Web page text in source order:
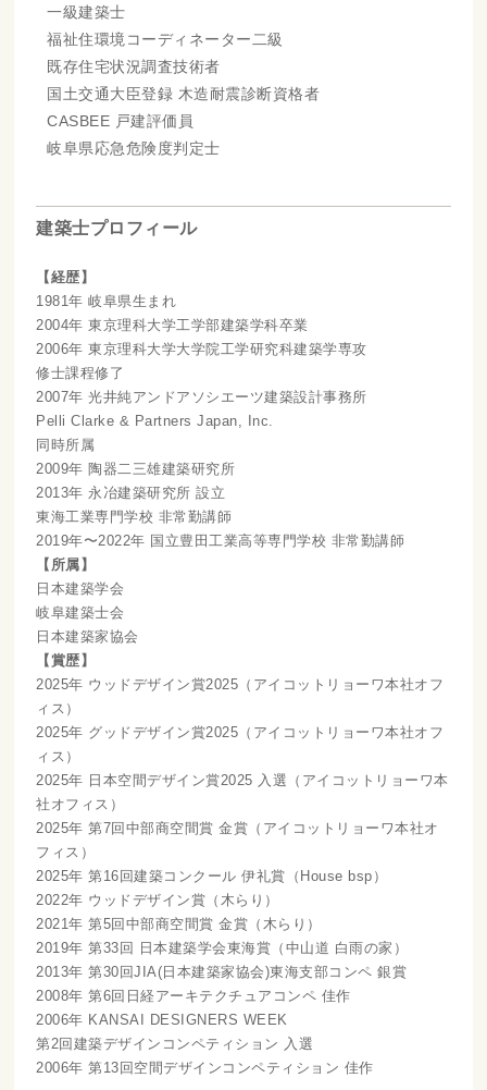
一級建築士
福祉住環境コーディネーター二級
既存住宅状況調査技術者
国土交通大臣登録 木造耐震診断資格者
CASBEE 戸建評価員
岐阜県応急危険度判定士
建築士プロフィール
【経歴】
1981年 岐阜県生まれ
2004年 東京理科大学工学部建築学科卒業
2006年 東京理科大学大学院工学研究科建築学専攻
修士課程修了
2007年 光井純アンドアソシエーツ建築設計事務所
Pelli Clarke & Partners Japan, Inc.
同時所属
2009年 陶器二三雄建築研究所
2013年 永冶建築研究所 設立
東海工業専門学校 非常勤講師
2019年〜2022年 国立豊田工業高等専門学校 非常勤講師
【所属】
日本建築学会
岐阜建築士会
日本建築家協会
【賞歴】
2025年 ウッドデザイン賞2025（アイコットリョーワ本社オフ
ィス）
2025年 グッドデザイン賞2025（アイコットリョーワ本社オフ
ィス）
2025年 日本空間デザイン賞2025 入選（アイコットリョーワ本
社オフィス）
2025年 第7回中部商空間賞 金賞（アイコットリョーワ本社オ
フィス）
2025年 第16回建築コンクール 伊礼賞（House bsp）
2022年 ウッドデザイン賞（木らり）
2021年 第5回中部商空間賞 金賞（木らり）
2019年 第33回 日本建築学会東海賞（中山道 白雨の家）
2013年 第30回JIA(日本建築家協会)東海支部コンペ 銀賞
2008年 第6回日経アーキテクチュアコンペ 佳作
2006年 KANSAI DESIGNERS WEEK
第2回建築デザインコンペティション 入選
2006年 第13回空間デザインコンペティション 佳作